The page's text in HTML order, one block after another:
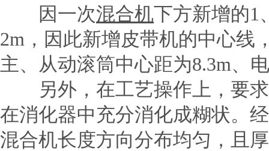
因一次混合机下方新增的1
2m，因此新增皮带机的中心线
主、从动滚筒中心距为8.3m、
另外，在工艺操作上，要求
在消化器中充分消化成糊状。
混合机长度方向分布均匀，且